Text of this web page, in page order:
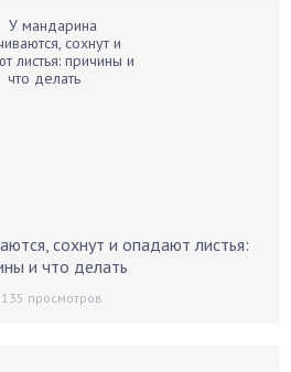
сохнут и опадают листья:
и что делать
просмотров